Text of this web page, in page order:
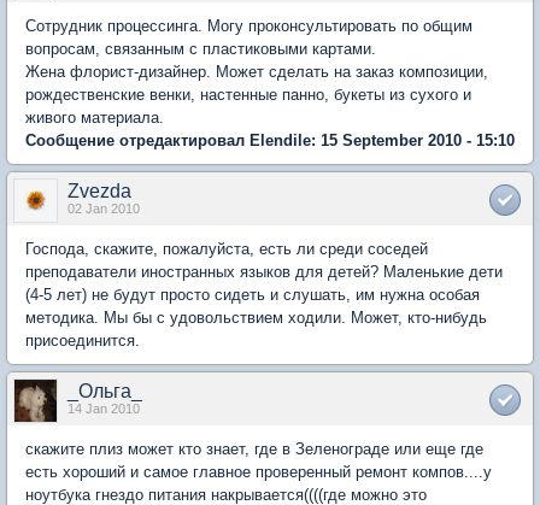
Сотрудник процессинга. Могу проконсультировать по общим
вопросам, связанным с пластиковыми картами.
Жена флорист-дизайнер. Может сделать на заказ композиции,
рождественские венки, настенные панно, букеты из сухого и
живого материала.
Сообщение отредактировал Elendile: 15 September 2010 - 15:10
Zvezda
02 Jan 2010
Господа, скажите, пожалуйста, есть ли среди соседей
преподаватели иностранных языков для детей? Маленькие дети
(4-5 лет) не будут просто сидеть и слушать, им нужна особая
методика. Мы бы с удовольствием ходили. Может, кто-нибудь
присоединится.
_Ольга_
14 Jan 2010
скажите плиз может кто знает, где в Зеленограде или еще где
есть хороший и самое главное проверенный ремонт компов....у
ноутбука гнездо питания накрывается((((где можно это